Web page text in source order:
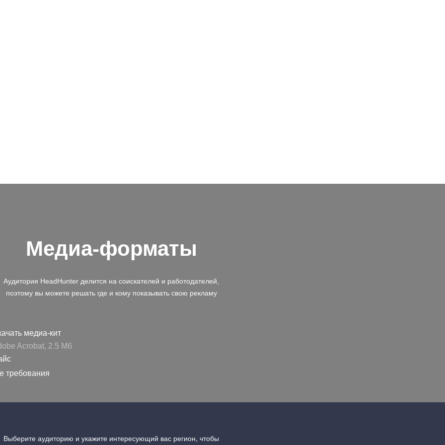
Медиа-форматы
Аудитория HeadHunter делится на соискателей и работодателей,
поэтому вы можете решать где и кому показывать свою рекламу
медиа-кит
Acrobat, 2.5 Mб
требования
Выберите аудиторию и укажите интересующий вас регион, чтобы